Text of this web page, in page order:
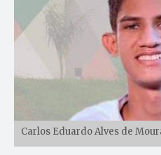
Carlos Eduardo Alves de